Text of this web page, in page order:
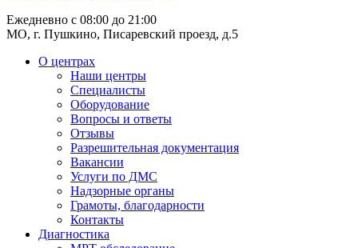
Ежедневно с 08:00 до 21:00
МО, г. Пушкино, Писаревский проезд, д.5
О центрах
Наши центры
Специалисты
Оборудование
Вопросы и ответы
Отзывы
Разрешительная документация
Вакансии
Услуги по ДМС
Надзорные органы
Грамоты, благодарности
Контакты
Диагностика